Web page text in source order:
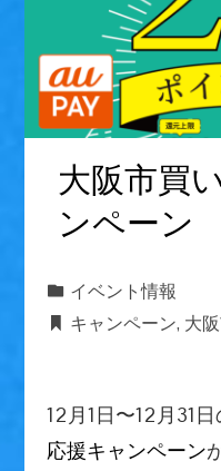
大阪市買
ンペーン
イベント情報
キャンペーン, 大
12月1日〜12月31日
応援キャンペーン